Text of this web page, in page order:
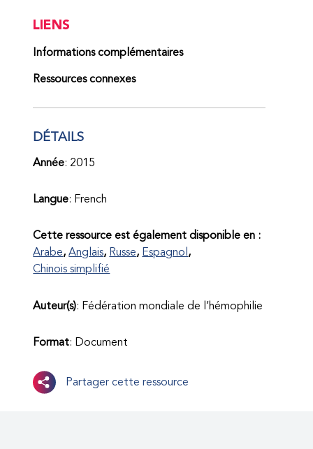
LIENS
Informations complémentaires
Ressources connexes
DÉTAILS
Année: 2015
Langue: French
Cette ressource est également disponible en :
Arabe Anglais Russe
Espagnol
Chinois simplifié
Auteur(s): Fédération mondiale de l’hémophilie
Format: Document
Partager cette ressource